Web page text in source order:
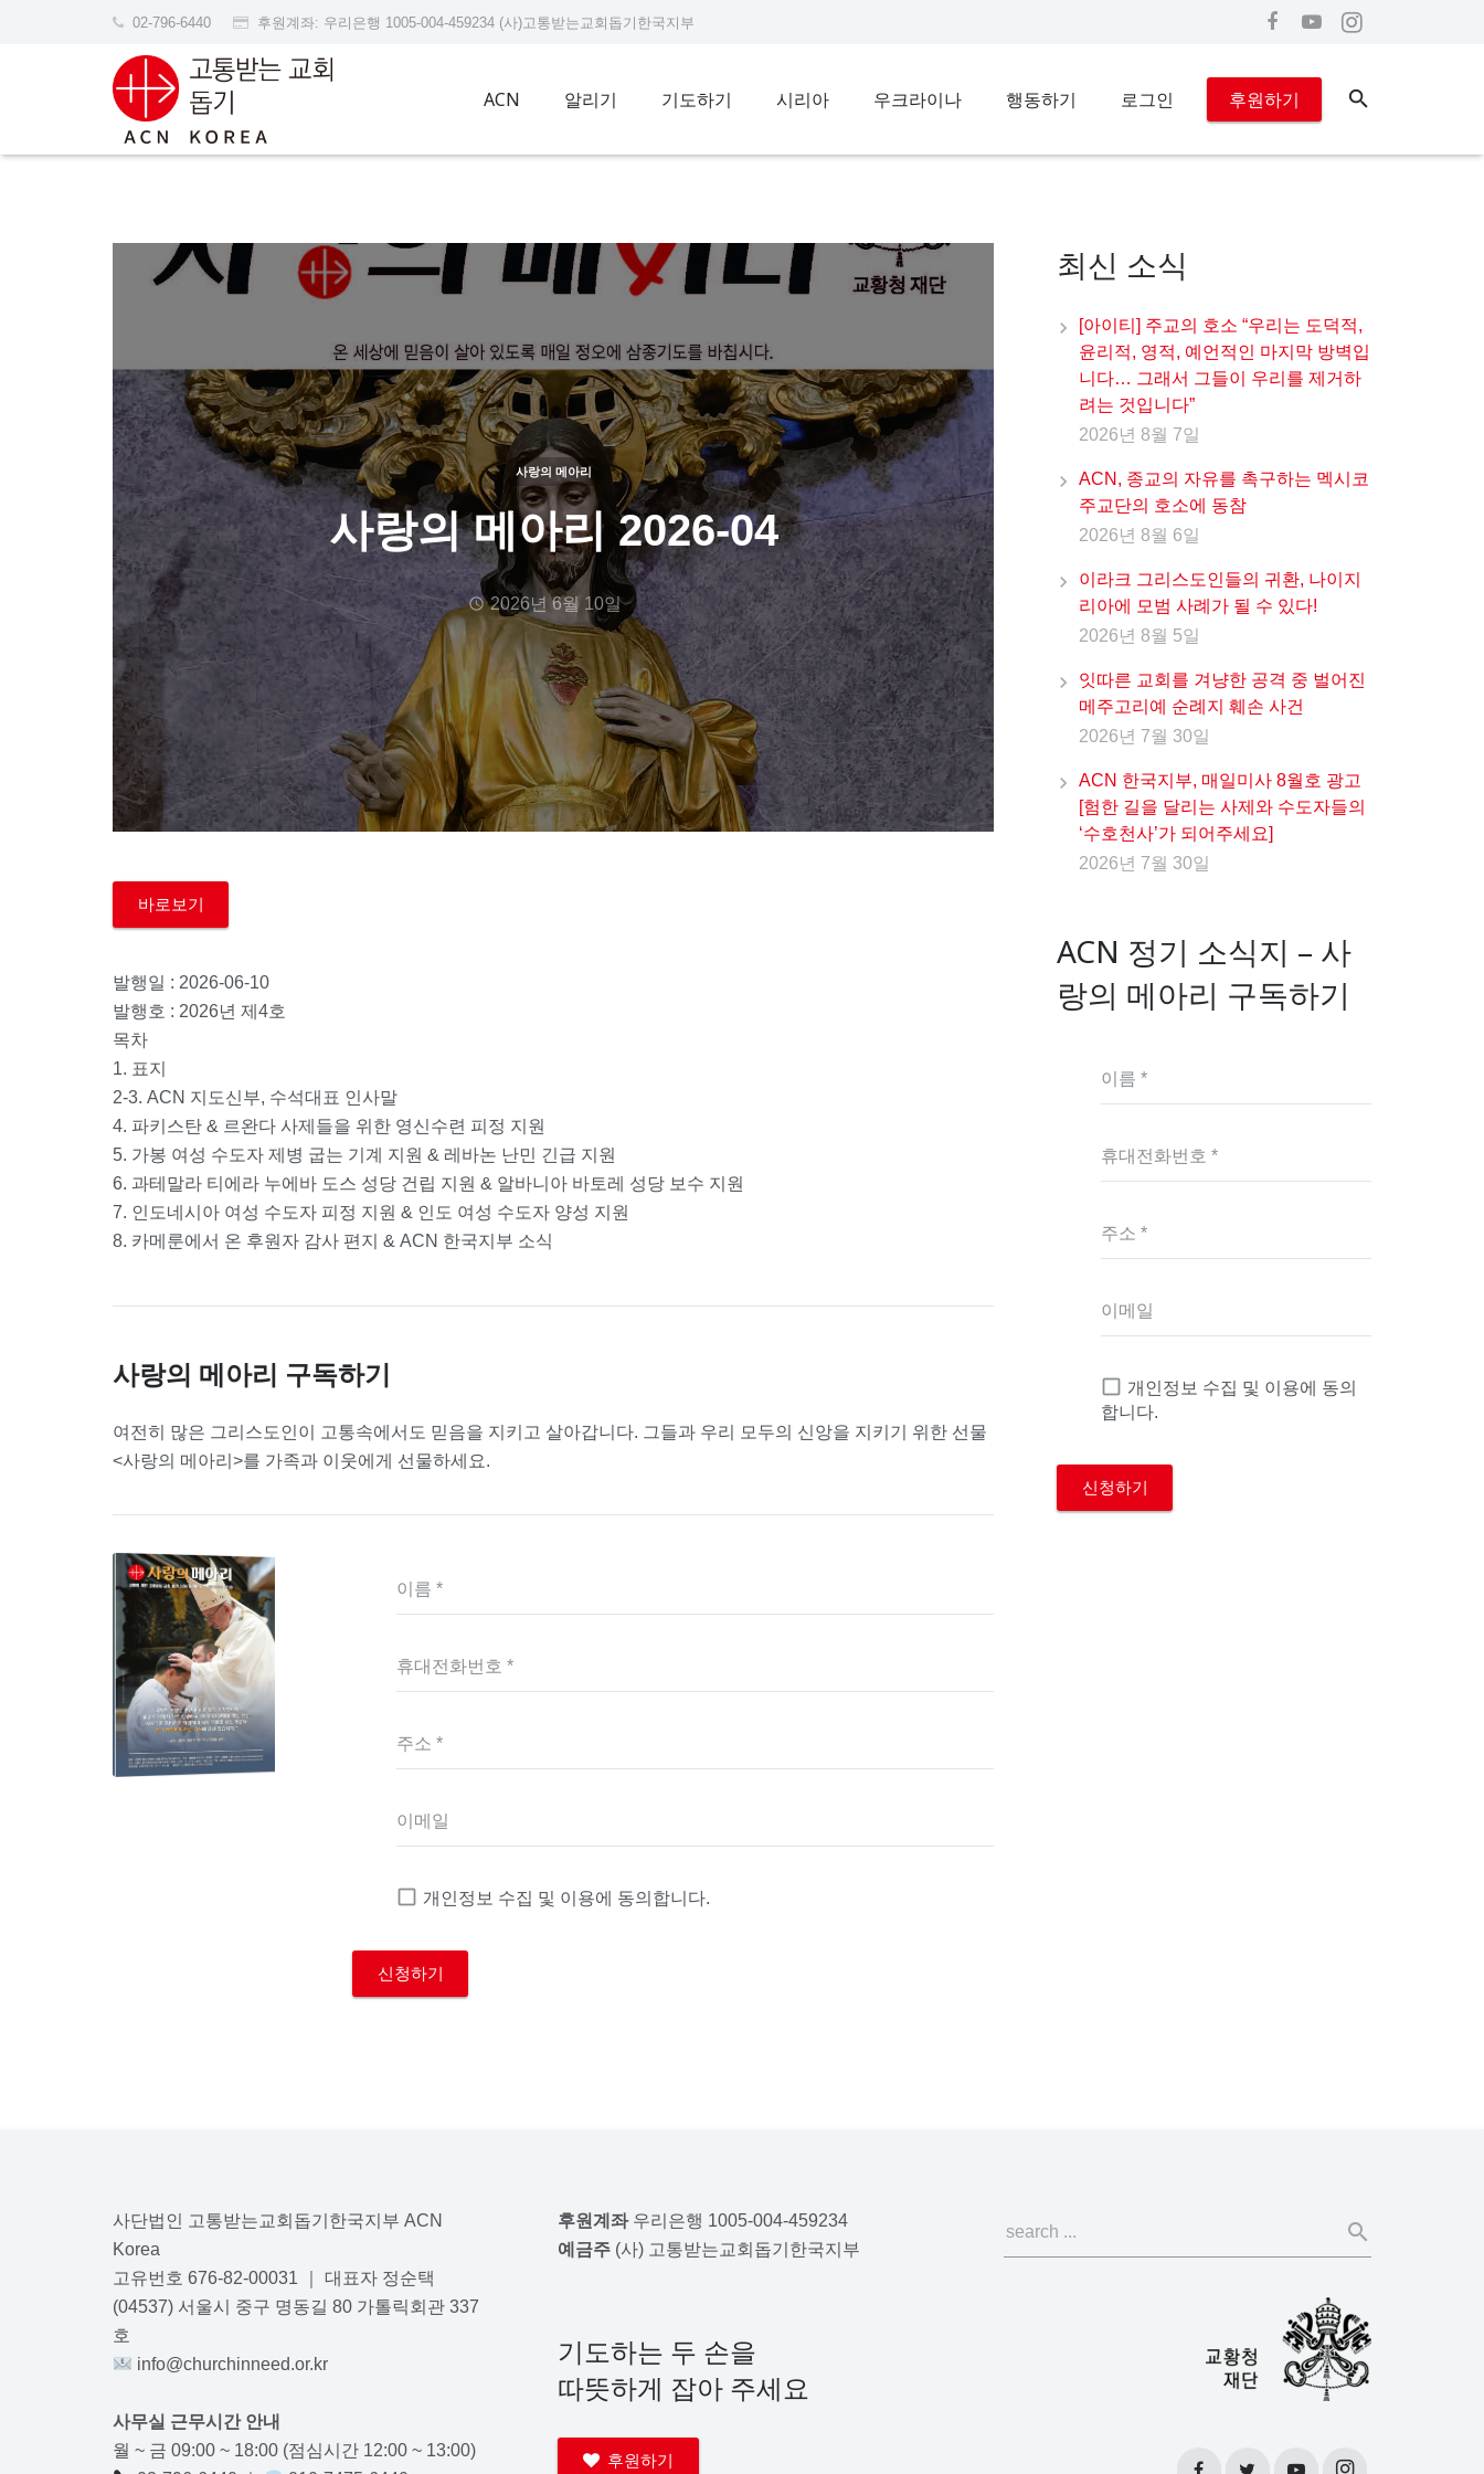
02-796-6440 후원계좌: 우리은행 1005-004-459234 (사)고통받는교회돕기한국지부
ACN 알리기 기도하기 시리아 우크라이나 행동하기 로그인 후원하기
사랑의 메아리 2026-04
2026년 6월 10일
사랑의 메아리
바로보기
발행일 : 2026-06-10
발행호 : 2026년 제4호
목차
1. 표지
2-3. ACN 지도신부, 수석대표 인사말
4. 파키스탄 & 르완다 사제들을 위한 영신수련 피정 지원
5. 가봉 여성 수도자 제병 굽는 기계 지원 & 레바논 난민 긴급 지원
6. 과테말라 티에라 누에바 도스 성당 건립 지원 & 알바니아 바토레 성당 보수 지원
7. 인도네시아 여성 수도자 피정 지원 & 인도 여성 수도자 양성 지원
8. 카메룬에서 온 후원자 감사 편지 & ACN 한국지부 소식
사랑의 메아리 구독하기
여전히 많은 그리스도인이 고통속에서도 믿음을 지키고 살아갑니다. 그들과 우리 모두의 신앙을 지키기 위한 선물
<사랑의 메아리>를 가족과 이웃에게 선물하세요.
이름 *
휴대전화번호 *
주소 *
이메일
개인정보 수집 및 이용에 동의합니다.
최신 소식
[아이티] 주교의 호소 “우리는 도덕적,
윤리적, 영적, 예언적인 마지막 방벽입
니다… 그래서 그들이 우리를 제거하
려는 것입니다”
2026년 8월 7일
ACN, 종교의 자유를 촉구하는 멕시코
주교단의 호소에 동참
2026년 8월 6일
이라크 그리스도인들의 귀환, 나이지
리아에 모범 사례가 될 수 있다!
2026년 8월 5일
잇따른 교회를 겨냥한 공격 중 벌어진
메주고리예 순례지 훼손 사건
2026년 7월 30일
ACN 한국지부, 매일미사 8월호 광고
[험한 길을 달리는 사제와 수도자들의
‘수호천사’가 되어주세요]
2026년 7월 30일
ACN 정기 소식지 – 사
랑의 메아리 구독하기
이름 *
휴대전화번호 *
주소 *
이메일
개인정보 수집 및 이용에 동의
합니다.
사단법인 고통받는교회돕기한국지부 ACN
Korea
고유번호 676-82-00031 ｜ 대표자 정순택
(04537) 서울시 중구 명동길 80 가톨릭회관 337
호
info@churchinneed.or.kr
사무실 근무시간 안내
월 ~ 금 09:00 ~ 18:00 (점심시간 12:00 ~ 13:00)
후원계좌우리은행 1005-004-459234
예금주 (사) 고통받는교회돕기한국지부
기도하는 두 손을
따뜻하게 잡아 주세요
후원하기